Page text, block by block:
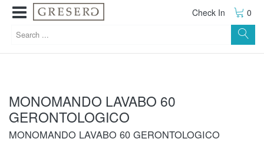
Check In 0
MONOMANDO LAVABO 60
GERONTOLOGICO
MONOMANDO LAVABO 60 GERONTOLOGICO